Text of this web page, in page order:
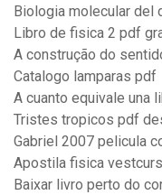
Biologia molecular del
Libro de fisica 2 pdf
A construção do
Catalogo lamparas pdf
A cuanto equivale una
Tristes tropicos pdf
Gabriel 2007 pelicula
Apostila fisica
Baixar livro perto do